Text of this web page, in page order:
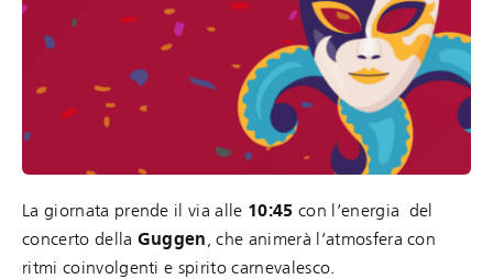
La giornata prende il via alle 10:45 con l’energia del
concerto della Guggen, che animerà l’atmosfera con
ritmi coinvolgenti e spirito carnevalesco.